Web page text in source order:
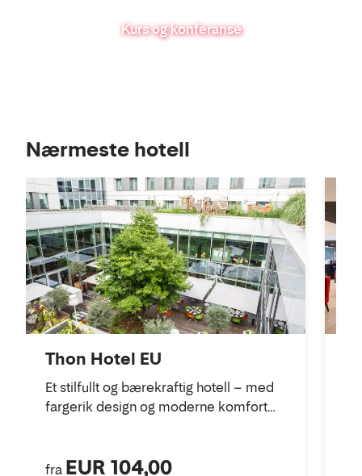
Kurs og konferanse
Se
kart
Nærmeste hotell
Thon Hotel EU
Et stilfullt og bærekraftig hotell – med
fargerik design og moderne komfort
fra EUR 104,00